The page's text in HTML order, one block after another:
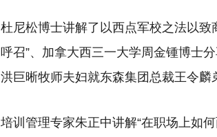
杜尼松博士讲解了以西点军校之法以
呼召”、加拿大西三一大学周金锺博士
洪巨晰牧师夫妇就东森集团总裁王令麟
培训管理专家朱正中讲解“在职场上如